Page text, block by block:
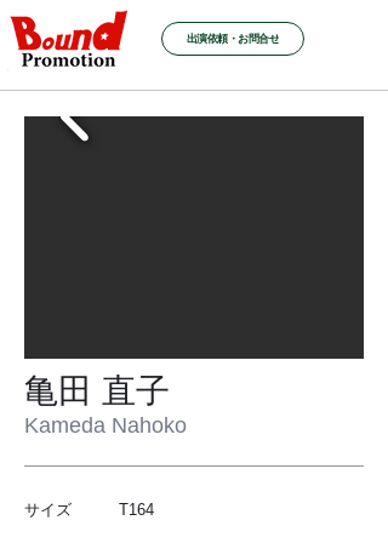
出演依頼・お問合せ
亀田 直子
Kameda Nahoko
サイズ T164